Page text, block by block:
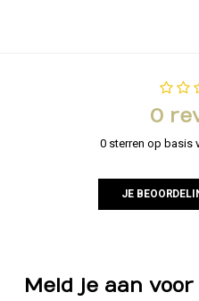
0
0 sterren op basis
JE
Meld je aan